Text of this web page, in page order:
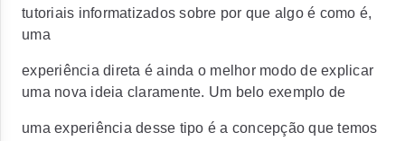
tutoriais informatizados sobre por que algo é como é,
uma
experiência direta é ainda o melhor modo de explicar
uma nova ideia claramente. Um belo exemplo de
uma experiência desse tipo é a concepção que temos